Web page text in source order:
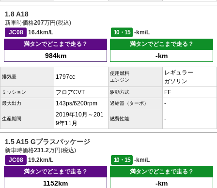
1.8 A18
新車時価格207万円(税込)
JC08
16.4km/L 10・15
-km/L
満タンでどこまで走る？
984km
満タンでどこまで走る？
-km
排気量 1797cc
使用燃料
エンジン
レギュラー
ガソリン
ミッション フロアCVT 駆動方式 FF
最大出力 143ps/6200rpm 過給器（ターボ） -
生産期間
2019年10月～201
9年11月
燃費性能 -
1.5 A15 Gプラスパッケージ
新車時価格231.2万円(税込)
JC08
19.2km/L 10・15
-km/L
満タンでどこまで走る？
1152km
満タンでどこまで走る？
-km